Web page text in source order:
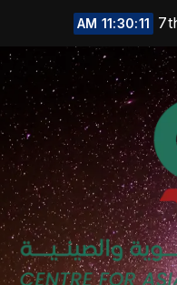
11:30:12 AM